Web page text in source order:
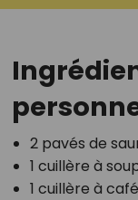
2 pavés de
1 cuillère à
1 cuillère à